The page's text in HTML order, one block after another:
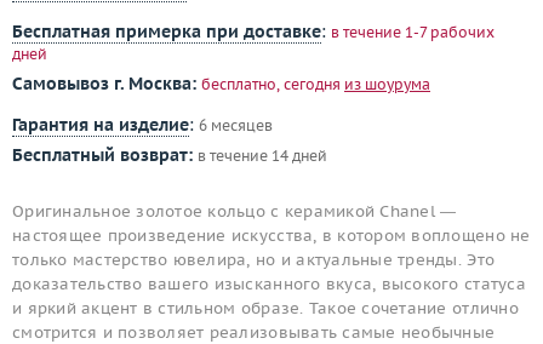
Бесплатная примерка при доставке: в течение 1-7 рабочих
дней
Самовывоз г. Москва: бесплатно, сегодня из шоурума
Гарантия на изделие: 6 месяцев
Бесплатный возврат: в течение 14 дней
Оригинальное золотое кольцо с керамикой Chanel —
настоящее произведение искусства, в котором воплощено не
только мастерство ювелира, но и актуальные тренды. Это
доказательство вашего изысканного вкуса, высокого статуса
и яркий акцент в стильном образе. Такое сочетание отлично
смотрится и позволяет реализовывать самые необычные